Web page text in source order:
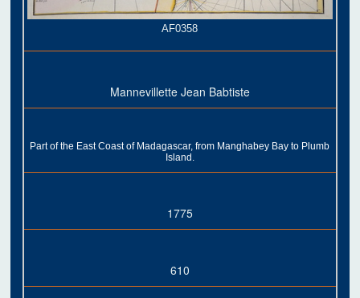
AF0358
Mannevillette Jean Babtiste
Part of the East Coast of Madagascar, from Manghabey Bay to Plumb
Island.
1775
610